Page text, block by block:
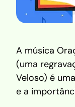
A música
(uma
Veloso) é
e a